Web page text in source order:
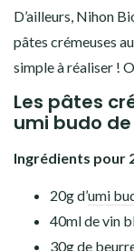
D’ailleurs, Nihon
pâtes crémeuses
simple à réaliser !
Les pâtes
umi budo
Ingrédients pour
20g d’umi
40ml de vin
30g de